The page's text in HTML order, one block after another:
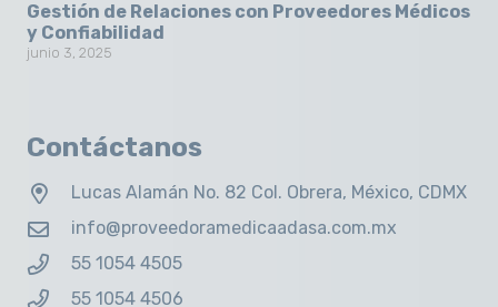
Gestión de Relaciones con Proveedores Médicos
y Confiabilidad
junio 3, 2025
Contáctanos
Lucas Alamán No. 82 Col. Obrera, México, CDMX
info@proveedoramedicaadasa.com.mx
55 1054 4505
55 1054 4506